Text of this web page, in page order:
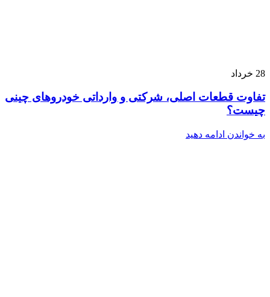
28 خرداد
تفاوت قطعات اصلی، شرکتی و وارداتی خودروهای چینی
چیست؟
به خواندن ادامه دهید